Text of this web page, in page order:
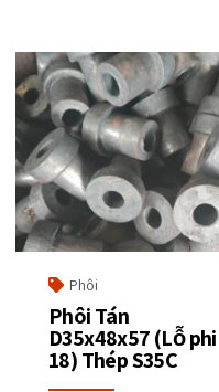
Phôi
Phôi Tán
D35x48x57 (Lỗ phi
18) Thép S35C